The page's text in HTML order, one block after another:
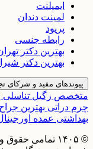
ایمپلنت
لمینت دندان
پریود
رابطه جنسی
بهترین دکتر
بهترین دکتر
پیوندهای مفید و شرکای
متخصص زگیل تناسلی
چرم دراتی بهترین
بهداشتی عمده
© ۱۴۰۵ تمامی